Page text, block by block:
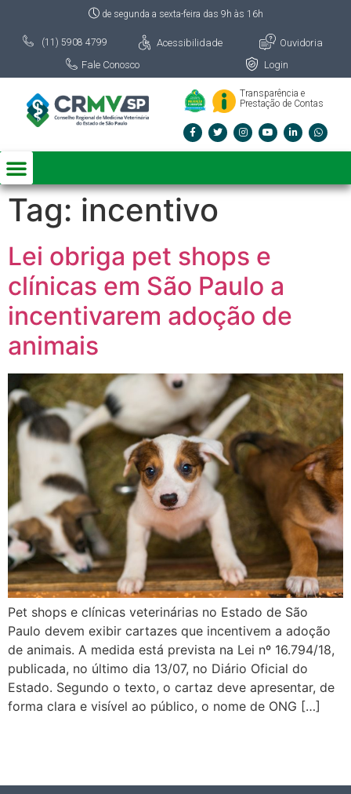
de segunda a sexta-feira das 9h às 16h
(11) 5908 4799 Acessibilidade
Ouvidoria
Fale Conosco
Login
Transparência e
Prestação de Contas
Tag: incentivo
Lei obriga pet shops e
clínicas em São Paulo a
incentivarem adoção de
animais
Pet shops e clínicas veterinárias no Estado de São
Paulo devem exibir cartazes que incentivem a adoção
de animais. A medida está prevista na Lei nº 16.794/18,
publicada, no último dia 13/07, no Diário Oficial do
Estado. Segundo o texto, o cartaz deve apresentar, de
forma clara e visível ao público, o nome de ONG […]